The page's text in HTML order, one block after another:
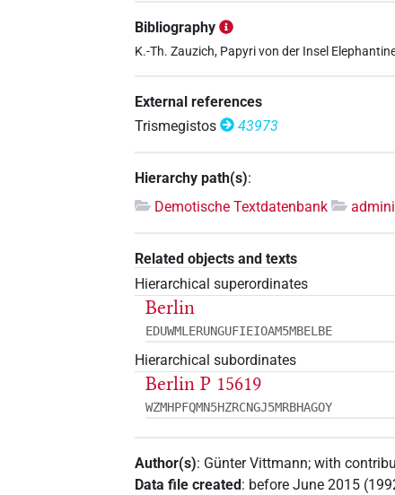
Bibliography
K.-Th. Zauzich, Papyri von der Insel
External references
Trismegistos
43973
Hierarchy path(s):
Demotische Textdatenbank
Related objects and texts
Hierarchical superordinates
Berlin
EDUWMLERUNGUFIEIOAM5MBELBE
Hierarchical subordinates
Berlin P 15619
WZMHPFQMN5HZRCNGJ5MRBHAGOY
Author(s): Günter Vittmann;with
Data file created: before June 2015